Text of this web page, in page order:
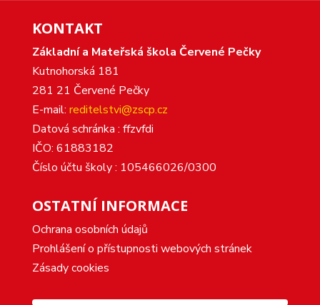
KONTAKT
Základní a Mateřská škola Červené Pečky
Kutnohorská 181
281 21 Červené Pečky
E-mail: reditelstvi@zscp.cz
Datová schránka : ffzvfdi
IČO: 61883182
Číslo účtu školy : 105466026/0300
OSTATNÍ INFORMACE
Ochrana osobních údajů
Prohlášení o přístupnosti webových stránek
Zásady cookies